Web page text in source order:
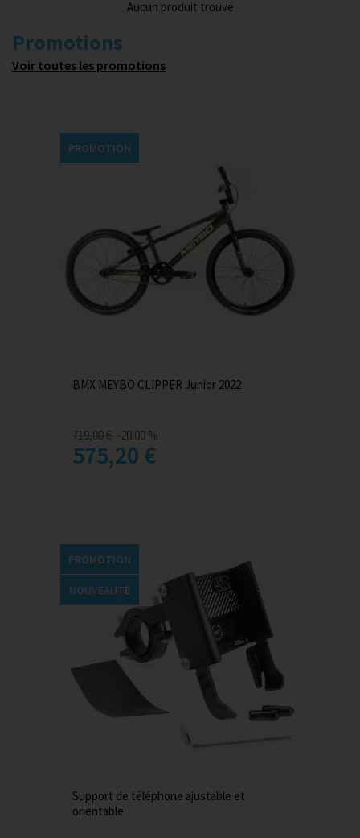
Aucun produit trouvé
Promotions
Voir toutes les promotions
PROMOTION
BMX MEYBO CLIPPER Junior 2022
719,00 € -20.00 %
575,20 €
PROMOTION
NOUVEAUTÉ
Support de téléphone ajustable et
orientable